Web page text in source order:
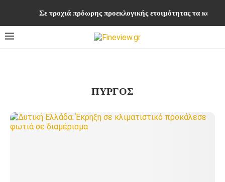
Σε τροχιά πρόωρης προεκλογικής ετοιμότητας τα
ΠΥΡΓΟΣ